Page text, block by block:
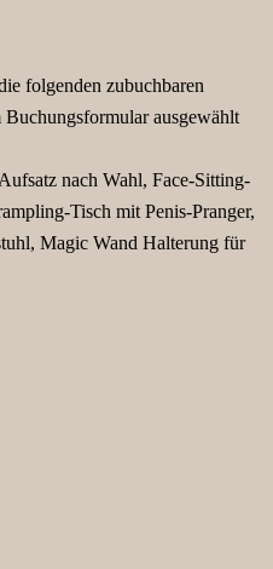
folgenden zubuchbaren
ausgewählt
nach Wahl, Face-Sitting-
Tisch mit Penis-Pranger,
Magic Wand Halterung für